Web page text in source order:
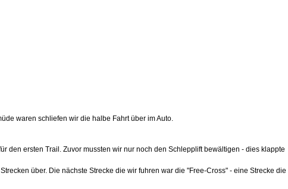
waren schliefen wir die halbe Fahrt über im Auto.
den ersten Trail. Zuvor mussten wir nur noch den Schlepplift bewältigen - dies klappte
über. Die nächste Strecke die wir fuhren war die "Free-Cross" - eine Strecke die